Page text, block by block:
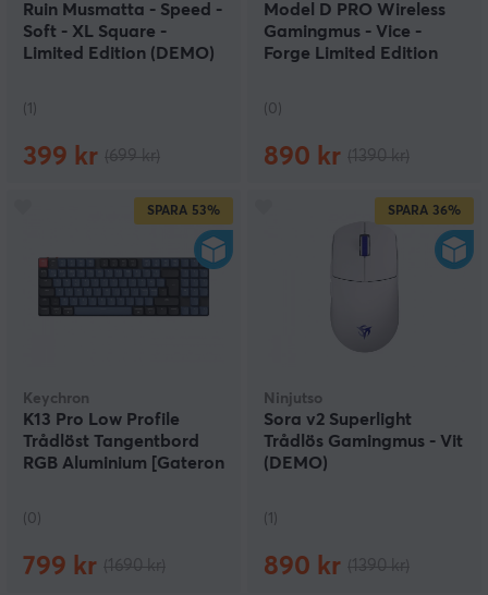
Ruin Musmatta - Speed -
Soft - XL Square -
Limited Edition (DEMO)
(1)
399 kr
Model D PRO Wireless
Gamingmus - Vice -
Forge Limited Edition
(0)
890 kr
SPARA 53%
Keychron
K13 Pro Low Profile
Trådlöst Tangentbord
RGB Aluminium [Gateron
(0)
799 kr
SPARA 36%
Ninjutso
Sora v2 Superlight
Trådlös Gamingmus - Vit
(DEMO)
(1)
890 kr